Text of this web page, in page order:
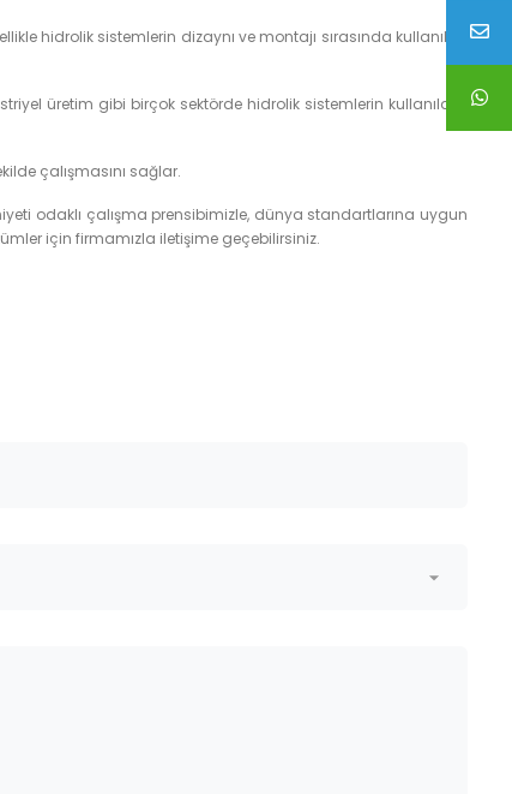
hidrolik sistemlerin dizaynı ve montajı sırasında kullanılan
üretim gibi birçok sektörde hidrolik sistemlerin kullanıldığı
çalışmasını sağlar.
odaklı çalışma prensibimizle, dünya standartlarına uygun
için firmamızla iletişime geçebilirsiniz.